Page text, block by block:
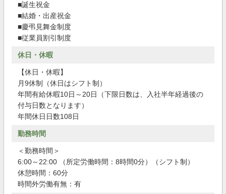
■誕生祝金
■結婚・出産祝金
■慶弔見舞金制度
■従業員割引制度
休日・休暇
【休日・休暇】
月9休制（休日はシフト制）
年間有給休暇10日～20日（下限日数は、入社半年経過後の
付与日数となります）
年間休日日数108日
勤務時間
＜勤務時間＞
6:00～22:00 （所定労働時間：8時間0分）（シフト制）
休憩時間：60分
時間外労働有無：有